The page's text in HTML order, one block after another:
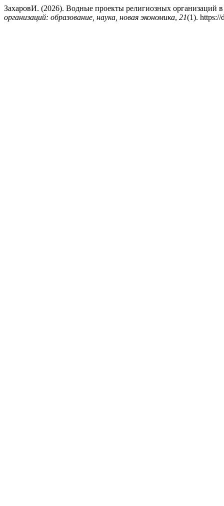
ЗахаровИ. (2026). Водные проекты религиозных организаций
организаций: образование, наука, новая экономика, 21(1). https://